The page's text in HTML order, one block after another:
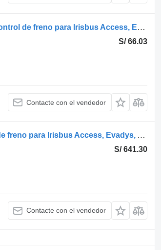
Knorr-Bremse otro (01.05-) 05040021113 válvula de control de freno para Irisbus Access, Evadys, Axer, Karosa, Recreo, Domino, Agora, Citelis, Eurorider (1999-) autobús
S/ 66.03
Contacte con el vendedor
WABCO otro (01.05-) 4614947040 válvula de control de freno para Irisbus Access, Evadys, Axer, Karosa, Recreo, Domino, Agora, Citelis, Eurorider (1999-) autobús
S/ 641.30
Contacte con el vendedor